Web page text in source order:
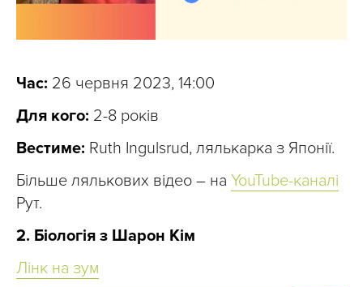
Час: 26 червня 2023, 14:00
Для кого: 2-8 років
Вестиме: Ruth Ingulsrud, лялькарка з Японії.
Більше лялькових відео – на YouTube-каналі
Рут.
2. Біологія з Шарон Кім
Лінк на зум